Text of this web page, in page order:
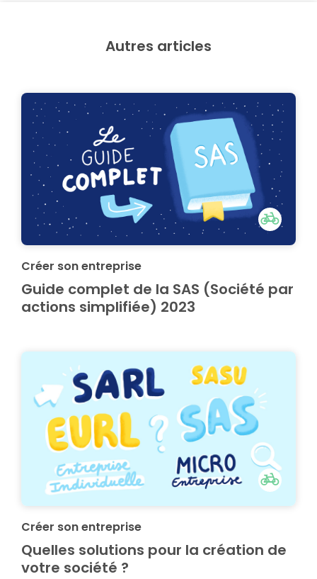
Autres articles
Créer son entreprise
Guide complet de la SAS (Société par
actions simplifiée) 2023
Créer son entreprise
Quelles solutions pour la création de
votre société ?